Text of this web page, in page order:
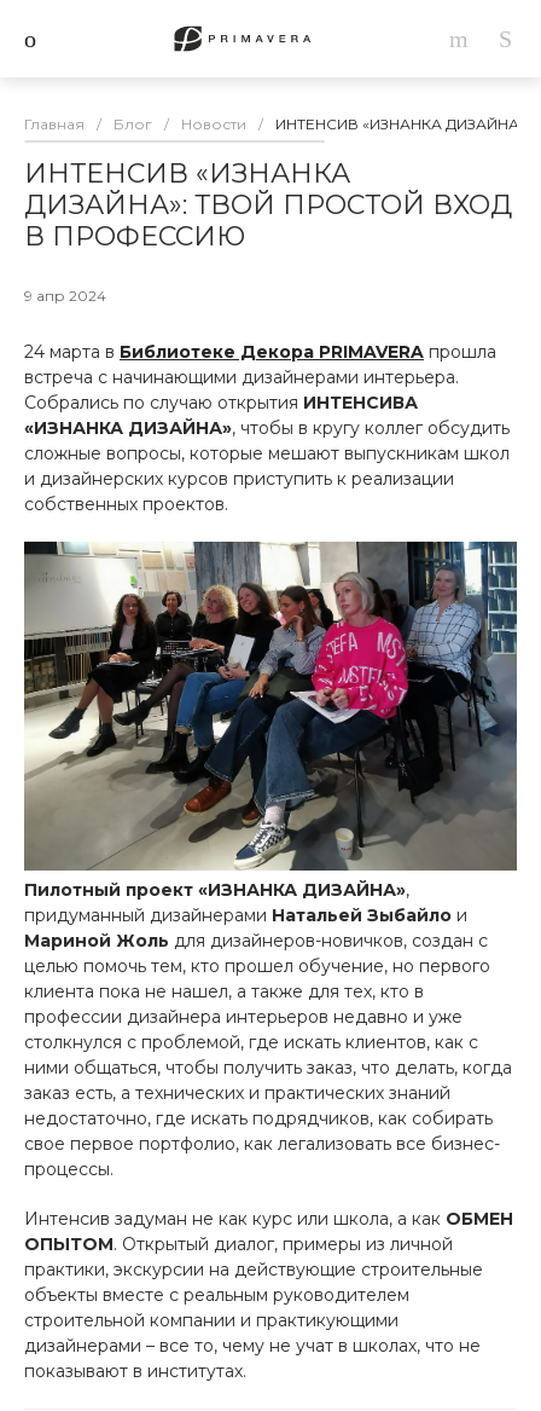
Главная / Блог / Новости / ИНТЕНСИВ «ИЗНАНКА
ИНТЕНСИВ «ИЗНАНКА
ДИЗАЙНА»: ТВОЙ ПРОСТОЙ ВХОД
В ПРОФЕССИЮ
9 апр 2024
24 марта в Библиотеке Декора PRIMAVERA прошла
встреча с начинающими дизайнерами интерьера.
Собрались по случаю открытия ИНТЕНСИВА
«ИЗНАНКА ДИЗАЙНА», чтобы в кругу коллег обсудить
сложные вопросы, которые мешают выпускникам школ
и дизайнерских курсов приступить к реализации
собственных проектов.
Пилотный проект «ИЗНАНКА ДИЗАЙНА»,
придуманный дизайнерами Натальей Зыбайло и
Мариной Жоль для дизайнеров-новичков, создан с
целью помочь тем, кто прошел обучение, но первого
клиента пока не нашел, а также для тех, кто в
профессии дизайнера интерьеров недавно и уже
столкнулся с проблемой, где искать клиентов, как с
ними общаться, чтобы получить заказ, что делать, когда
заказ есть, а технических и практических знаний
недостаточно, где искать подрядчиков, как собирать
свое первое портфолио, как легализовать все бизнес-
процессы.
Интенсив задуман не как курс или школа, а как ОБМЕН
ОПЫТОМ. Открытый диалог, примеры из личной
практики, экскурсии на действующие строительные
объекты вместе с реальным руководителем
строительной компании и практикующими
дизайнерами – все то, чему не учат в школах, что не
показывают в институтах.